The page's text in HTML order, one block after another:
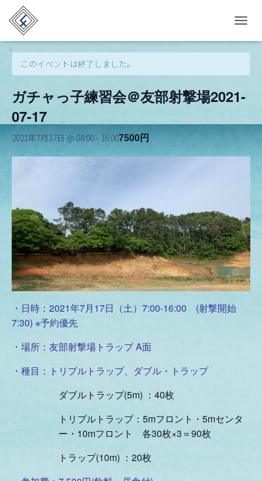
O
G
L
N
« イベント一覧
このイベントは終了しました。
ガチャっ子練習会＠友部射撃場2021-
07-17
2021年7月17日 @ 08:00- 16:007500円
・日時：2021年7月17日（土）7:00-16:00 (射撃開始
7:30) ※予約優先
・場所：友部射撃場トラップ A面
・種目：トリプルトラップ、ダブル・トラップ
ダブルトラップ(5m) ：40枚
トリプルトラップ：5mフロント・5mセンタ
ー・10mフロント 各30枚×3＝90枚
トラップ(10m) ：20枚